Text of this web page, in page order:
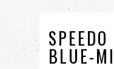
BLUE-